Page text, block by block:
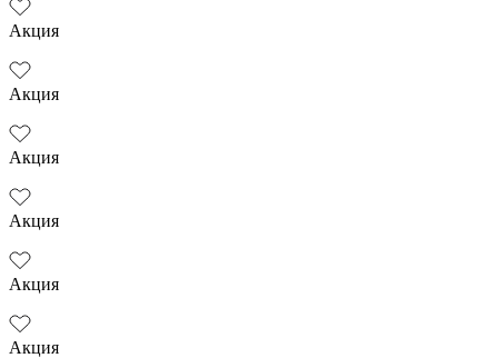
Акция
Акция
Акция
Акция
Акция
Акция